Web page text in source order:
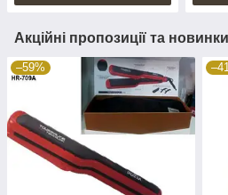
Акційні пропозиції та новинки
–59%